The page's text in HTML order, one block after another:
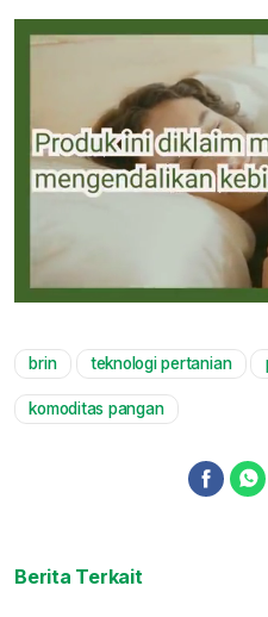
brin teknologi pertanian
komoditas pangan
Berita Terkait